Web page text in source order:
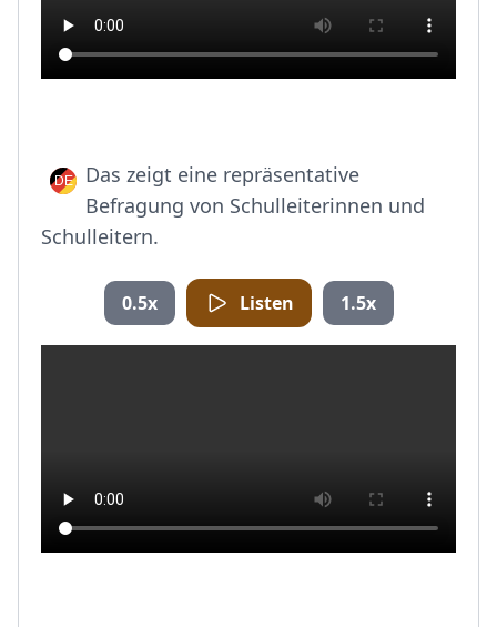
Das zeigt eine repräsentative
Befragung von Schulleiterinnen und
Schulleitern.
0.5x Listen 1.5x